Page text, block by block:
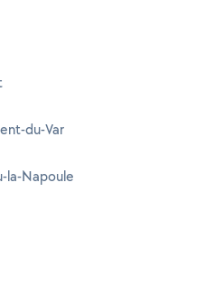
du-Var
la-Napoule